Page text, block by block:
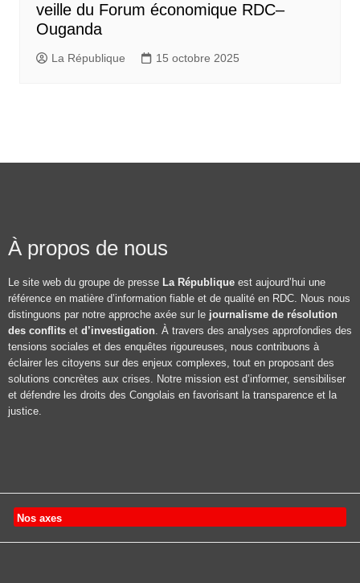
veille du Forum économique RDC–
Ouganda
La République 15 octobre 2025
À propos de nous
Le site web du groupe de presse La République est aujourd’hui une
référence en matière d’information fiable et de qualité en RDC. Nous nous
distinguons par notre approche axée sur le journalisme de résolution
des conflits et d’investigation. À travers des analyses approfondies des
tensions sociales et des enquêtes rigoureuses, nous contribuons à
éclairer les citoyens sur des enjeux complexes, tout en proposant des
solutions concrètes aux crises. Notre mission est d’informer, sensibiliser
et défendre les droits des Congolais en favorisant la transparence et la
justice.
Nos axes